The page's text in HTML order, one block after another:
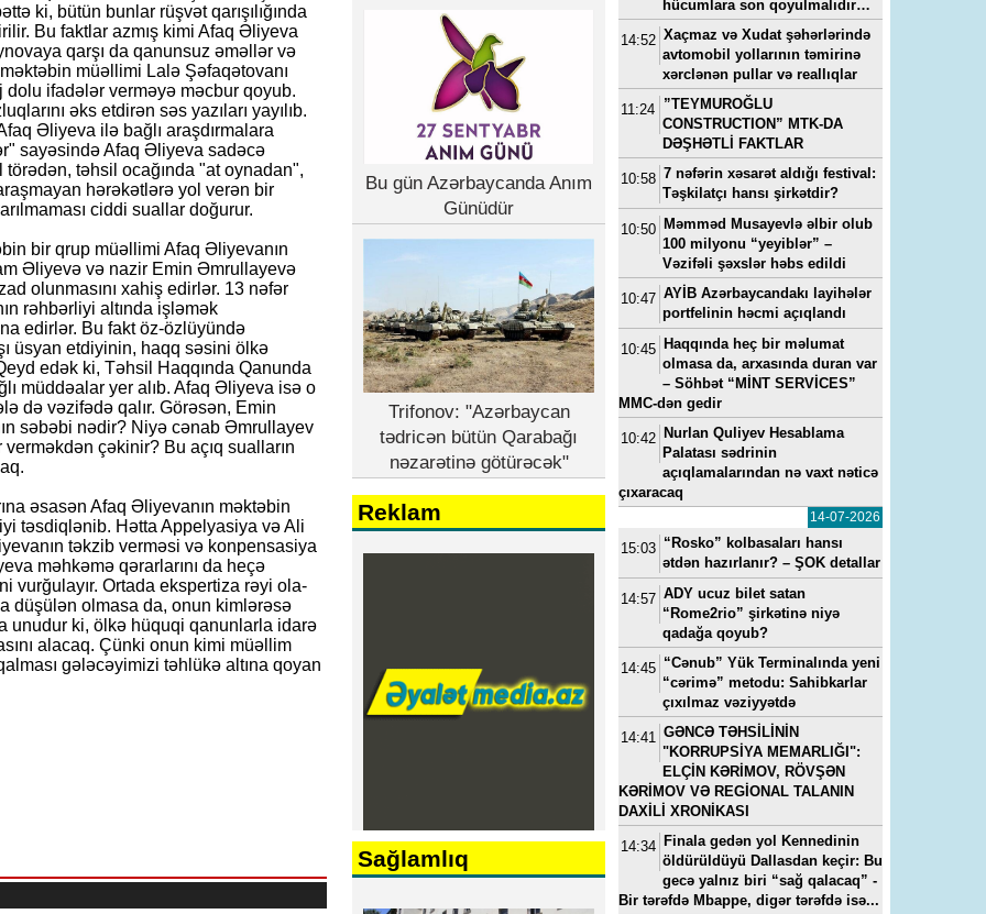
ki, bütün bunlar rüşvət qarışılığında
Bu faktlar azmış kimi Afaq Əliyeva
qarşı da qanunsuz əməllər və
müəllimi Lalə Şəfaqətovanı
ifadələr verməyə məcbur qoyub.
əks etdirən səs yazıları yayılıb.
Əliyeva ilə bağlı araşdırmalara
sayəsində Afaq Əliyeva sadəcə
törədən, təhsil ocağında "at oynadan",
hərəkətlərə yol verən bir
ciddi suallar doğurur.
bir qrup müəllimi Afaq Əliyevanın
Əliyevə və nazir Emin Əmrullayevə
olunmasını xahiş edirlər. 13 nəfər
rəhbərliyi altında işləmək
edirlər. Bu fakt öz-özlüyündə
üsyan etdiyinin, haqq səsini ölkə
edək ki, Təhsil Haqqında Qanunda
müddəalar yer alıb. Afaq Əliyeva isə o
də vəzifədə qalır. Görəsən, Emin
səbəbi nədir? Niyə cənab Əmrullayev
çəkinir? Bu açıq sualların
əsasən Afaq Əliyevanın məktəbin
təsdiqlənib. Hətta Appelyasiya və Ali
təkzib verməsi və konpensasiya
məhkəmə qərarlarını da heçə
vurğulayır. Ortada ekspertiza rəyi ola-
düşülən olmasa da, onun kimlərəsə
unudur ki, ölkə hüquqi qanunlarla idarə
alacaq. Çünki onun kimi müəllim
gələcəyimizi təhlükə altına qoyan
Bu gün Azərbaycanda Anım
Günüdür
Trifonov: "Azərbaycan
tədricən bütün Qarabağı
nəzarətinə götürəcək"
Reklam
Sağlamlıq
hücumlara son qoyulmalıdır…
14:52 Xaçmaz və Xudat şəhərlərində
avtomobil yollarının təmirinə
xərclənən pullar və reallıqlar
11:24 ”TEYMUROĞLU
CONSTRUCTION” MTK-DA
DƏŞHƏTLİ FAKTLAR
10:58 7 nəfərin xəsarət aldığı festival:
Təşkilatçı hansı şirkətdir?
10:50 Məmməd Musayevlə əlbir olub
100 milyonu “yeyiblər” –
Vəzifəli şəxslər həbs edildi
10:47 AYİB Azərbaycandakı layihələr
portfelinin həcmi açıqlandı
10:45 Haqqında heç bir məlumat
olmasa da, arxasında duran var
– Söhbət “MİNT SERVİCES”
MMC-dən gedir
10:42 Nurlan Quliyev Hesablama
Palatası sədrinin
açıqlamalarından nə vaxt nəticə
çıxaracaq
14-07-2026
15:03 “Rosko” kolbasaları hansı
ətdən hazırlanır? – ŞOK detallar
14:57 ADY ucuz bilet satan
“Rome2rio” şirkətinə niyə
qadağa qoyub?
14:45 “Cənub” Yük Terminalında yeni
“cərimə” metodu: Sahibkarlar
çıxılmaz vəziyyətdə
14:41 GƏNCƏ TƏHSİLİNİN
"KORRUPSİYA MEMARLIĞI":
ELÇİN KƏRİMOV, RÖVŞƏN
KƏRİMOV VƏ REGİONAL TALANIN
DAXİLİ XRONİKASI
14:34 Finala gedən yol Kennedinin
öldürüldüyü Dallasdan keçir: Bu
gecə yalnız biri “sağ qalacaq” -
Bir tərəfdə Mbappe, digər tərəfdə isə...